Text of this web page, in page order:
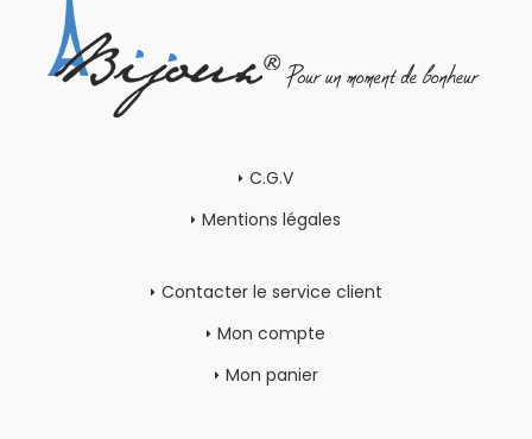
C.G.V
Mentions légales
Contacter le service client
Mon compte
Mon panier